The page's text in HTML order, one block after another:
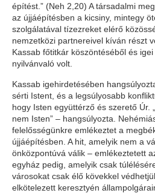
építést.” (Neh 2,20) A társadalmi
az újjáépítésben a kicsiny, mintegy
szolgálatával tízezreket elérő
nemzetközi partnereivel kíván részt
Kassab főtitkár köszöntéséből és
nyilvánvaló volt.
Kassab igehirdetésében
sérti Istent, és a legsúlyosabb
hogy Isten együttérző és szerető Úr.
nem Isten” – hangsúlyozta.
felelősségünkre emlékeztet a
újjáépítésben. A hit, amelyik nem a
önközpontúvá válik – emlékeztetett
egyház pedig, amelyik csak
városokat csak élő kövekkel
elkötelezett keresztyén